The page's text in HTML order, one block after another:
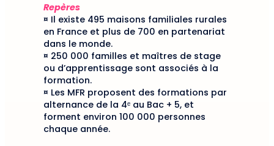
Repères
¤ Il existe 495 maisons familiales rurales
en France et plus de 700 en partenariat
dans le monde.
¤ 250 000 familles et maîtres de stage
ou d’apprentissage sont associés à la
formation.
¤ Les MFR proposent des formations par
alternance de la 4ᵉ au Bac + 5, et
forment environ 100 000 personnes
chaque année.